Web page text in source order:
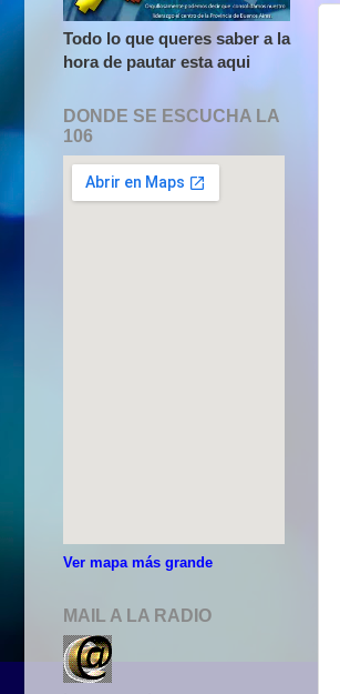
Todo lo que queres saber a la
hora de pautar esta aqui
DONDE SE ESCUCHA LA
106
Ver mapa más grande
MAIL A LA RADIO